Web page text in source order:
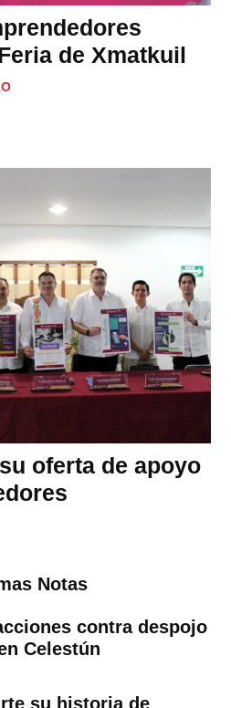
de Xmatkuil
oferta de apoyo
Notas
contra despojo
Celestún
su historia de